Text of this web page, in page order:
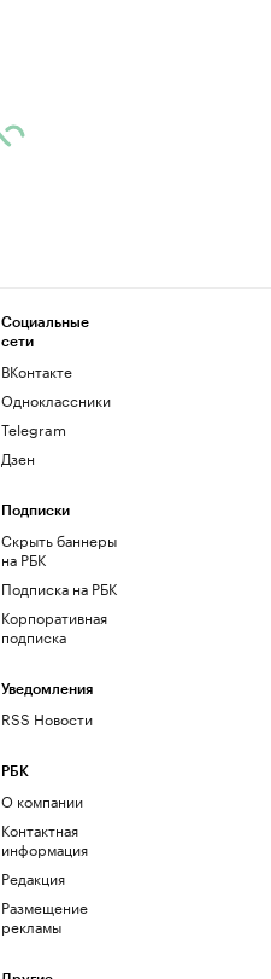
Социальные
сети
ВКонтакте
Одноклассники
Telegram
Дзен
Подписки
Скрыть баннеры
на РБК
Подписка на РБК
Корпоративная
подписка
Уведомления
RSS Новости
РБК
О компании
Контактная
информация
Редакция
Размещение
рекламы